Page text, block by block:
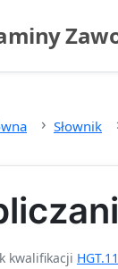
główna
Słownik
kwalifikacji HGT.11